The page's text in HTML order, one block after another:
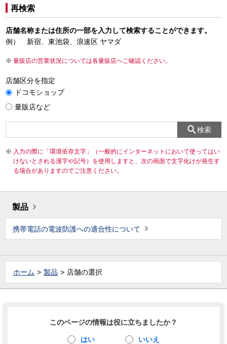
再検索
店舗名称または住所の一部を入力して検索することができます。
例） 新宿、東池袋、浪速区 ヤマダ
量販店の営業状況については各量販店へご確認ください。
店舗区分を指定
ドコモショップ
量販店など
検索
入力の際に「環境依存文字」（一般的にインターネットにおいて使ってはい
けないとされる漢字や記号）を使用しますと、次の画面で文字化けが発生す
る場合がありますのでご注意ください。
製品
携帯電話の電波防護への適合性について
ホーム 製品 店舗の選択
このページの情報は役に立ちましたか？
はい いいえ